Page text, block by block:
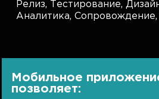
Релиз, Тестирование,
Аналитика,Сопровождение,
Мобильное
позволяет: